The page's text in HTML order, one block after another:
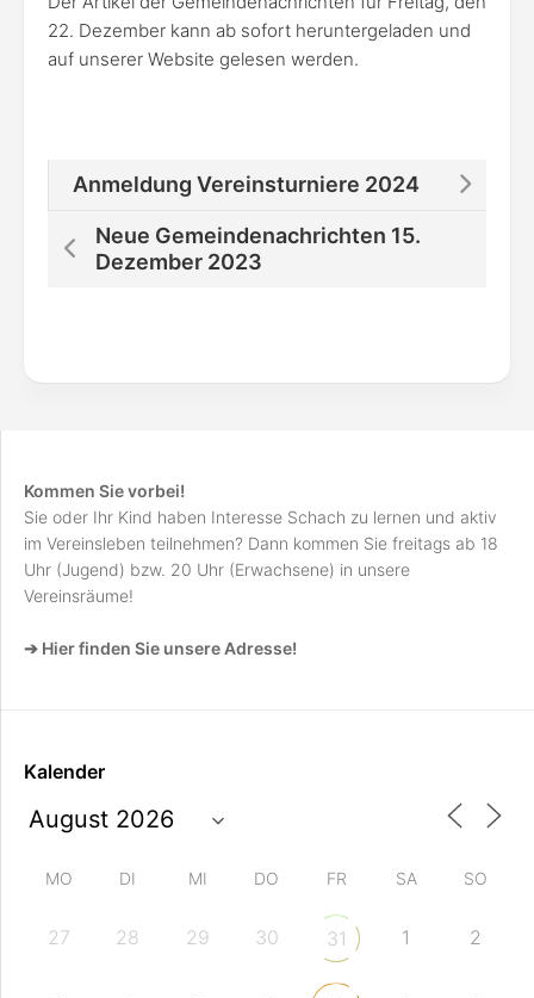
22. Dezember kann ab sofort heruntergeladen und
auf unserer Website gelesen werden.
Anmeldung Vereinsturniere 2024
Neue Gemeindenachrichten 15.
Dezember 2023
Kommen Sie vorbei!
Sie oder Ihr Kind haben Interesse Schach zu lernen und aktiv
im Vereinsleben teilnehmen? Dann kommen Sie freitags ab 18
Uhr (Jugend) bzw. 20 Uhr (Erwachsene) in unsere
Vereinsräume!
➔ Hier finden Sie unsere Adresse!
Kalender
MO DI MI DO FR SA SO
27 28 29 30 31 1 2